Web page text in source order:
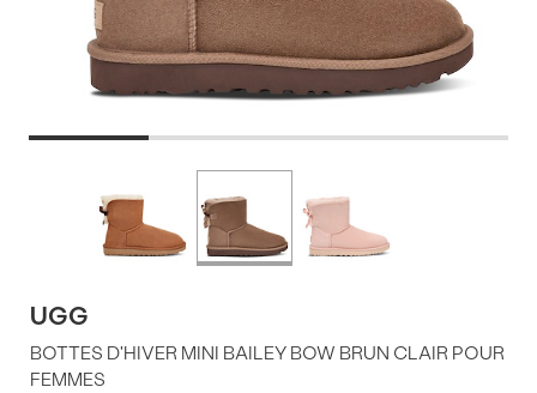
produit
UGG
BOTTES D'HIVER MINI BAILEY BOW BRUN CLAIR POUR
FEMMES